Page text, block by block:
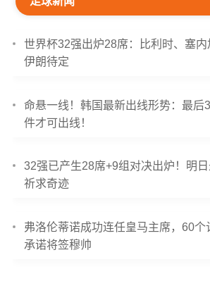
世界杯32强出炉28席：比利时、塞内
伊朗待定
命悬一线！韩国最新出线形势：最后
件才可出线！
32强已产生28席+9组对决出炉！明
祈求奇迹
弗洛伦蒂诺成功连任皇马主席，60个
承诺将签穆帅